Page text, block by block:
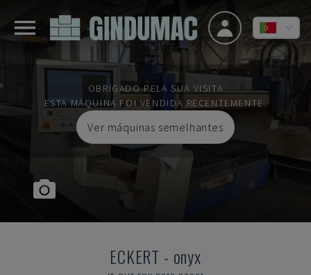
OBRIGADO PELA SUA VISITA
ESTA MÁQUINA FOI VENDIDA RECENTEMENTE.
Ver máquinas semelhantes
ECKERT - onyx